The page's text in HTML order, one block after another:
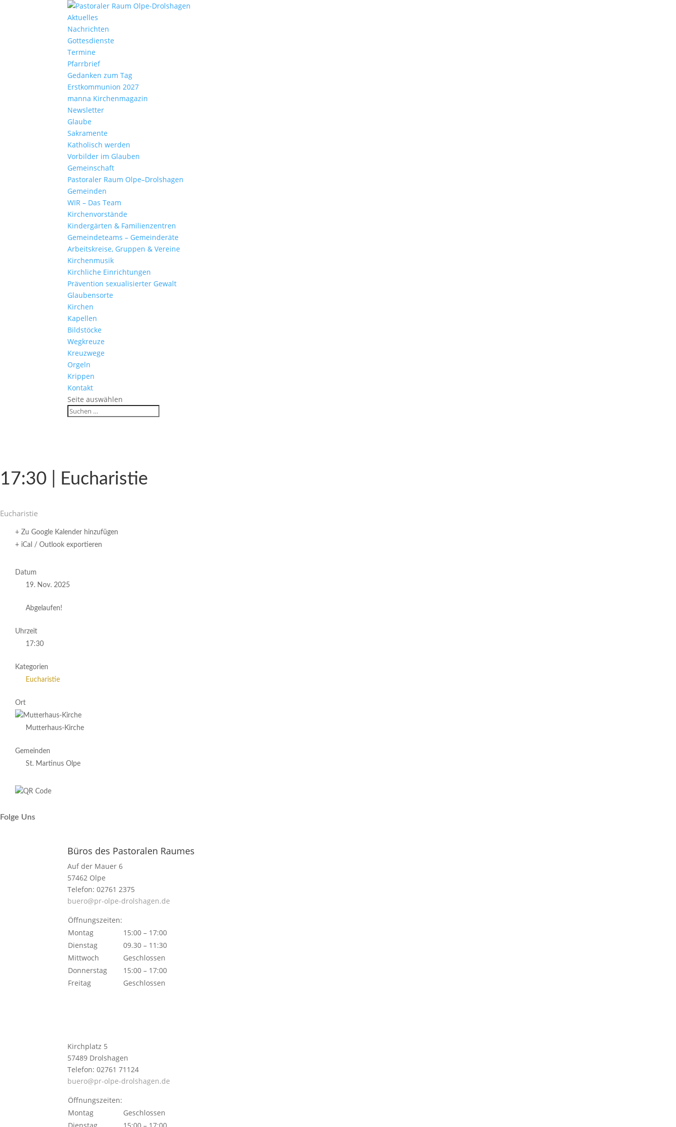
Aktu­elles
Nach­richten
Gottes­dienste
Termine
Pfarr­brief
Gedanken zum Tag
Erst­kom­mu­nion 2027
manna Kirchen­ma­gazin
News­letter
Glaube
Sakra­mente
Katho­lisch werden
Vorbilder im Glauben
Gemein­schaft
Pasto­raler Raum Olpe–Drolshagen
Gemeinden
WIR – Das Team
Kirchen­vor­stände
Kinder­gärten & Familienzentren
Gemein­de­teams – Gemeinderäte
Arbeits­kreise, Gruppen & Vereine
Kirchen­musik
Kirch­liche Einrichtungen
Präven­tion sexua­li­sierter Gewalt
Glau­ben­s­orte
Kirchen
Kapellen
Bild­stöcke
Wegkreuze
Kreuz­wege
Orgeln
Krippen
Kontakt
Seite auswählen
17:30 | Eucharistie
Eucha­ristie
+ Zu Google Kalender hinzufügen
+ iCal / Outlook exportieren
Datum
19. Nov. 2025
Abgelaufen!
Uhrzeit
17:30
Kategorien
Eucharistie
Ort
Mutterhaus-Kirche
Gemeinden
St. Martinus Olpe
Folge Uns
Büros des Pastoralen Raumes
Auf der Mauer 6
57462 Olpe
Telefon: 02761 2375
buero@pr-olpe-drolshagen.de
Öffnungszeiten:
Montag
15:00 – 17:00
Dienstag
09.30 – 11:30
Mittwoch
Geschlossen
Donnerstag
15:00 – 17:00
Freitag
Geschlossen
Kirchplatz 5
57489 Drolshagen
Telefon: 02761 71124
buero@pr-olpe-drolshagen.de
Öffnungszeiten:
Montag
Geschlossen